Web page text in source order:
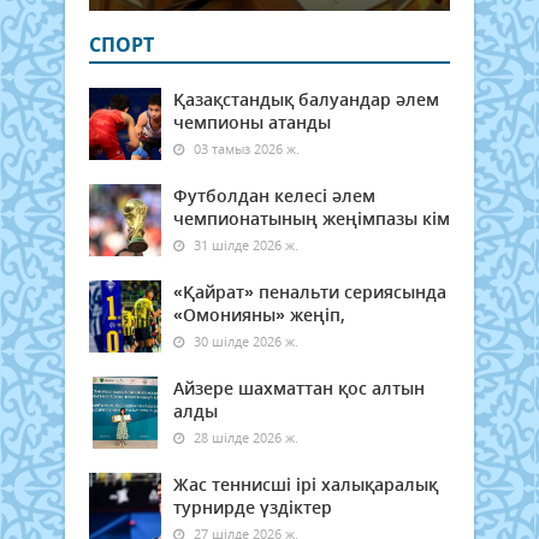
СПОРТ
Қазақстандық балуандар әлем
чемпионы атанды
03 тамыз 2026 ж.
Футболдан келесі әлем
чемпионатының жеңімпазы кім
31 шілде 2026 ж.
«Қайрат» пенальти сериясында
«Омонияны» жеңіп,
30 шілде 2026 ж.
Айзере шахматтан қос алтын
алды
28 шілде 2026 ж.
Жас теннисші ірі халықаралық
турнирде үздіктер
27 шілде 2026 ж.